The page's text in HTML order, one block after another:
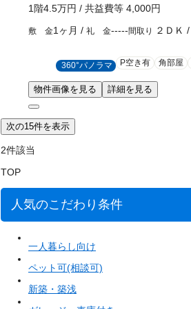
1階4.5万円 / 共益費等 4,000円
敷 金1ヶ月 / 礼 金-----間取り ２ＤＫ /
360°パノラマ P空き有 角部屋
物件画像を見る 詳細を見る
次の15件を表示
2件該当
TOP
人気のこだわり条件
一人暮らし向け
ペット可(相談可)
新築・築浅